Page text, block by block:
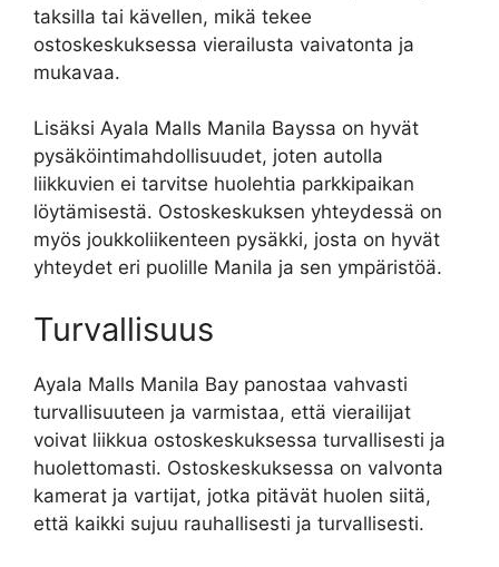
taksilla tai kävellen, mikä tekee
ostoskeskuksessa vierailusta vaivatonta ja
mukavaa.
Lisäksi Ayala Malls Manila Bayssa on hyvät
pysäköintimahdollisuudet, joten autolla
liikkuvien ei tarvitse huolehtia parkkipaikan
löytämisestä. Ostoskeskuksen yhteydessä on
myös joukkoliikenteen pysäkki, josta on hyvät
yhteydet eri puolille Manila ja sen ympäristöä.
Turvallisuus
Ayala Malls Manila Bay panostaa vahvasti
turvallisuuteen ja varmistaa, että vierailijat
voivat liikkua ostoskeskuksessa turvallisesti ja
huolettomasti. Ostoskeskuksessa on valvonta
kamerat ja vartijat, jotka pitävät huolen siitä,
että kaikki sujuu rauhallisesti ja turvallisesti.